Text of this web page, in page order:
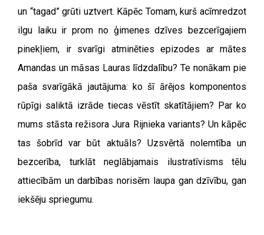
un “tagad” grūti uztvert. Kāpēc Tomam, kurš acīmredzot
ilgu laiku ir prom no ģimenes dzīves bezcerīgajiem
pinekļiem, ir svarīgi atminēties epizodes ar mātes
Amandas un māsas Lauras līdzdalību? Te nonākam pie
paša svarīgākā jautājuma: ko šī ārējos komponentos
rūpīgi saliktā izrāde tiecas vēstīt skatītājiem? Par ko
mums stāsta režisora Jura Rijnieka variants? Un kāpēc
tas šobrīd var būt aktuāls? Uzsvērtā nolemtība un
bezcerība, turklāt neglābjamais ilustratīvisms tēlu
attiecībām un darbības norisēm laupa gan dzīvību, gan
iekšēju spriegumu.